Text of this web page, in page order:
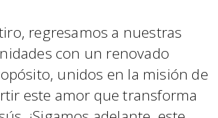
regresamos a nuestras
con un renovado
unidos en la misión de
este amor que transforma